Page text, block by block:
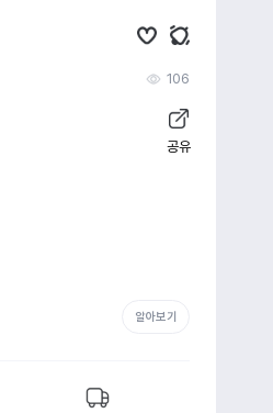
106
공유
알아보기